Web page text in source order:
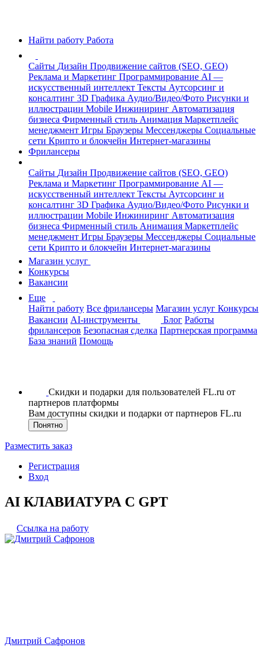
Найти работу Работа
Сайты Дизайн Продвижение сайтов (SEO, GEO)
Реклама и Маркетинг Программирование AI —
искусственный интеллект Тексты Аутсорсинг и
консалтинг 3D Графика Аудио/Видео/Фото Рисунки и
иллюстрации Mobile Инжиниринг Автоматизация
бизнеса Фирменный стиль Анимация Маркетплейс
менеджмент Игры Браузеры Мессенджеры Социальные
сети Крипто и блокчейн Интернет-магазины
Фрилансеры
Сайты Дизайн Продвижение сайтов (SEO, GEO)
Реклама и Маркетинг Программирование AI —
искусственный интеллект Тексты Аутсорсинг и
консалтинг 3D Графика Аудио/Видео/Фото Рисунки и
иллюстрации Mobile Инжиниринг Автоматизация
бизнеса Фирменный стиль Анимация Маркетплейс
менеджмент Игры Браузеры Мессенджеры Социальные
сети Крипто и блокчейн Интернет-магазины
Магазин услуг
Конкурсы
Вакансии
Еще
Найти работу Все фрилансеры Магазин услуг Конкурсы
Вакансии AI-инструменты Блог Работы
фрилансеров Безопасная сделка Партнерская программа
База знаний Помощь
Скидки и подарки для пользователей FL.ru от
партнеров платформы
Вам доступны скидки и подарки от партнеров FL.ru
Понятно
Разместить заказ
Регистрация
Вход
AI КЛАВИАТУРА С GPT
Ссылка на работу
Дмитрий Сафронов